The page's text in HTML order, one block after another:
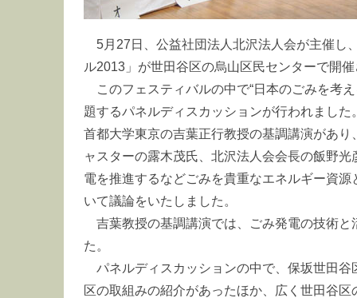
5月27日、公益社団法人北沢法人会が主催し
ル2013」が世田谷区の烏山区民センターで開
このフェスティバルの中で“日本のごみを考
題するパネルディスカッションが行われまし
首都大学東京の吉葉正行教授の基調講演があ
ャスターの露木茂氏、北沢法人会会長の飯野
電を推進するなどごみを貴重なエネルギー資
いて議論をいたしました。
吉葉教授の基調講演では、ごみ発電の技術
た。
パネルディスカッションの中で、保坂世田
区の取組みの紹介があったほか、広く世田谷